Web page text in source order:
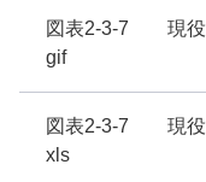
図表2-3-7 現役
gif
図表2-3-7 現役
xls